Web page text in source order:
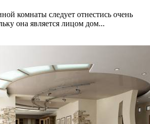
комнаты следует отнестись очень
она является лицом дом...